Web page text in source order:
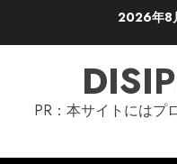
2026年8
PR：本サイトにはプ